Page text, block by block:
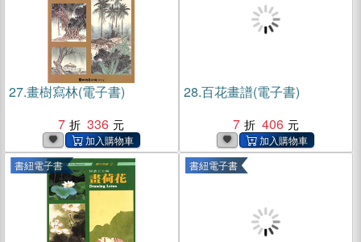
27.畫樹寫林(電子書)
7
336
28.百花畫譜(電子書)
7
406
書紐電子書 書紐電子書